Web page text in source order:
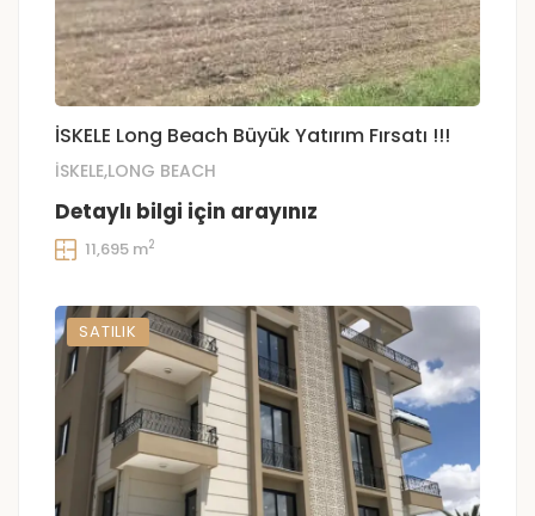
İSKELE Long Beach Büyük Yatırım Fırsatı !!!
İSKELE,LONG BEACH
Detaylı bilgi için arayınız
11,695 m2
SATILIK